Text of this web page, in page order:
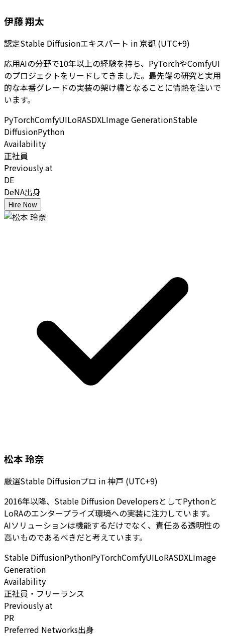
伊藤 翔太
認定Stable Diffusionエキスパート in京都 (UTC+9)
応用AIの分野で10年以上の経験を持ち、PyTorchやComfyUI
のプロジェクトをリードしてきました。最先端の研究と実用
的な本番グレードの実装の架け橋となることに情熱を注いで
います。
PyTorchComfyUILoRASDXLImage GenerationStable
DiffusionPython
Availability
正社員
Previously at
DE
DeNA出身
Hire Now
松本 玲奈
厳選Stable Diffusionプロ in神戸 (UTC+9)
2016年以降、Stable Diffusion DevelopersとしてPythonと
LoRAのエンタープライズ環境への実装に注力しています。
AIソリューションは機能するだけでなく、責任ある透明性の
高いものであるべきだと考えています。
Stable DiffusionPythonPyTorchComfyUILoRASDXLImage
Generation
Availability
正社員・フリーランス
Previously at
PR
Preferred Networks出身